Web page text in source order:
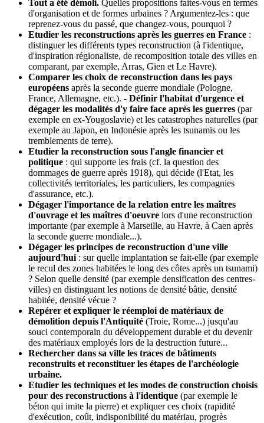
Tout a été démoli. Quelles propositions faites-vous en termes
d'organisation et de formes urbaines ? Argumentez-les : que
reprenez-vous du passé, que changez-vous, pourquoi ?
Etudier les reconstructions après les guerres en France :
distinguer les différents types reconstruction (à l'identique,
d'inspiration régionaliste, de recomposition totale des villes en
comparant, par exemple, Arras, Gien et Le Havre).
Comparer les choix de reconstruction dans les pays
européens après la seconde guerre mondiale (Pologne,
France, Allemagne, etc.). - Définir l'habitat d'urgence et
dégager les modalités d'y faire face après les guerres (par
exemple en ex-Yougoslavie) et les catastrophes naturelles (par
exemple au Japon, en Indonésie après les tsunamis ou les
tremblements de terre).
Etudier la reconstruction sous l'angle financier et
politique : qui supporte les frais (cf. la question des
dommages de guerre après 1918), qui décide (l'Etat, les
collectivités territoriales, les particuliers, les compagnies
d'assurance, etc.).
Dégager l'importance de la relation entre les maîtres
d'ouvrage et les maîtres d'oeuvre lors d'une reconstruction
importante (par exemple à Marseille, au Havre, à Caen après
la seconde guerre mondiale...).
Dégager les principes de reconstruction d'une ville
aujourd'hui: sur quelle implantation se fait-elle (par exemple
le recul des zones habitées le long des côtes après un tsunami)
? Selon quelle densité (par exemple densification des centres-
villes) en distinguant les notions de densité bâtie, densité
habitée, densité vécue ?
Repérer et expliquer le réemploi de matériaux de
démolition depuis l'Antiquité (Troie, Rome...) jusqu'au
souci contemporain du développement durable et du devenir
des matériaux employés lors de la destruction future...
Rechercher dans sa ville les traces de bâtiments
reconstruits et reconstituer les étapes de l'archéologie
urbaine.
Etudier les techniques et les modes de construction choisis
pour des reconstructions à l'identique (par exemple le
béton qui imite la pierre) et expliquer ces choix (rapidité
d'exécution, coût, indisponibilité du matériau, progrès